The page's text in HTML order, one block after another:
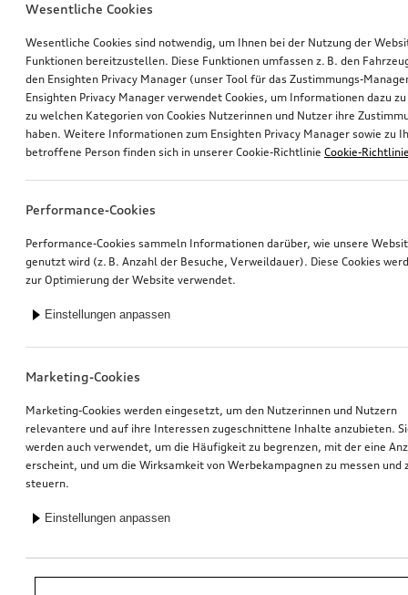
*Unverbindliche Preisempfehlung der Importeurin AMAG Import AG. Inkl.
gesetzlicher MwSt. Preise beim Audi Partner können abweichen; weitere
Wesentliche Cookies
Wesentliche Cookies sind notwendig, um Ihnen bei der Nutzung der
Funktionen bereitzustellen. Diese Funktionen umfassen z. B. den
den Ensighten Privacy Manager (unser Tool für das Zustimmungs-
Ensighten Privacy Manager verwendet Cookies, um Informationen dazu
zu welchen Kategorien von Cookies Nutzerinnen und Nutzer ihre
haben. Weitere Informationen zum Ensighten Privacy Manager sowie zu
betroffene Person finden sich in unserer Cookie-Richtlinie Cookie-
Performance-Cookies
Performance-Cookies sammeln Informationen darüber, wie unsere
genutzt wird (z. B. Anzahl der Besuche, Verweildauer). Diese Cookies
zur Optimierung der Website verwendet.
Einstellungen anpassen
Marketing-Cookies
Marketing-Cookies werden eingesetzt, um den Nutzerinnen und Nutzern
relevantere und auf ihre Interessen zugeschnittene Inhalte anzubieten.
werden auch verwendet, um die Häufigkeit zu begrenzen, mit der eine
erscheint, und um die Wirksamkeit von Werbekampagnen zu messen und
steuern.
Einstellungen anpassen